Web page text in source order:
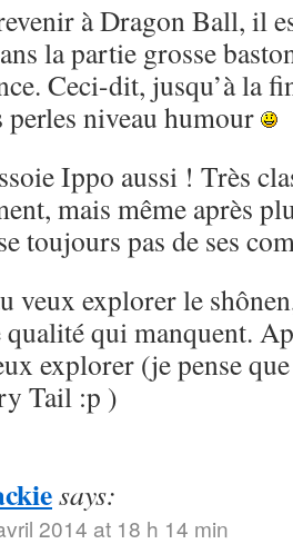
à Dragon Ball, il
la partie grosse
Ceci-dit, jusqu’à la
perles niveau humour
Ippo aussi ! Très
mais même après
toujours pas de ses
veux explorer le
qualité qui manquent.
explorer (je pense
Tail :p )
says:
2014 at 18 h 14 min